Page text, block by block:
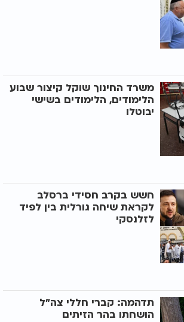
משרד החינוך שוקל קיצור שבוע
הלימודים, הלימודים בשישי
יבוטלו
חשש בקרב חסידי ברסלב
לקראת שיחה גורלית בין לפיד
לזלנסקי
תדהמה: קברי חללי צה"ל
הושחתו בהר הזיתים